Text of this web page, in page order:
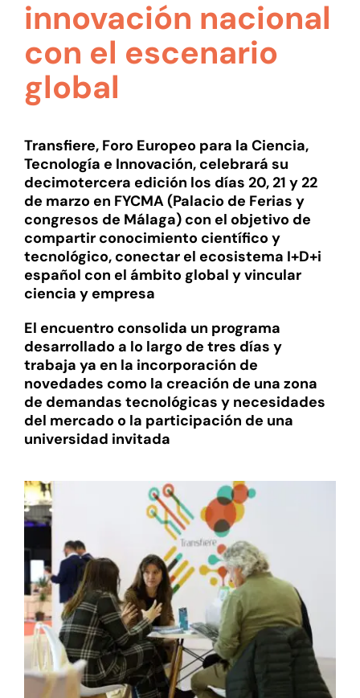
innovación nacional
con el escenario
global
Transfiere, Foro Europeo para la Ciencia,
Tecnología e Innovación, celebrará su
decimotercera edición los días 20, 21 y 22
de marzo en FYCMA (Palacio de Ferias y
congresos de Málaga) con el objetivo de
compartir conocimiento científico y
tecnológico, conectar el ecosistema I+D+i
español con el ámbito global y vincular
ciencia y empresa
El encuentro consolida un programa
desarrollado a lo largo de tres días y
trabaja ya en la incorporación de
novedades como la creación de una zona
de demandas tecnológicas y necesidades
del mercado o la participación de una
universidad invitada